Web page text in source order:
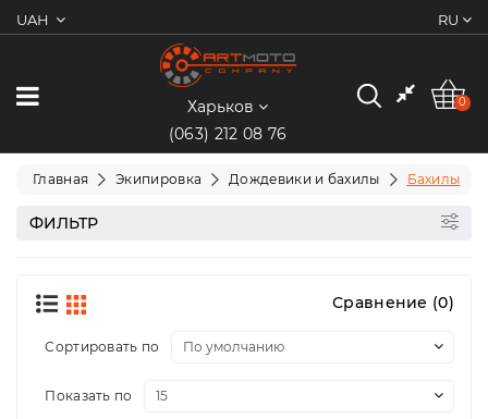
UAH RU
0
Категории
Мотоциклы
Квадроциклы
Мопеды
Электротранспорт
Экипировка
Харьков
(063) 212 08 76
0
Главная Экипировка Дождевики и бахилы Бахилы
ФИЛЬТР
Сравнение (0)
Сортировать по
Показать по